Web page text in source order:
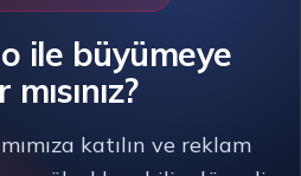
ile büyümeye
mısınız?
katılın ve reklam